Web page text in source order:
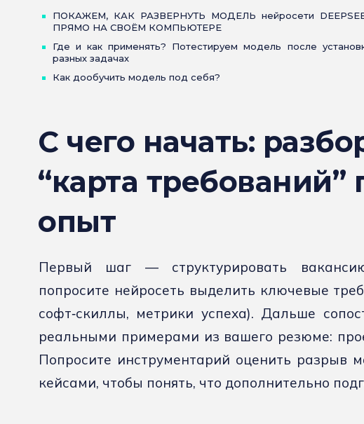
ПОКАЖЕМ, КАК РАЗВЕРНУТЬ МОДЕЛЬ нейросети
ПРЯМО НА СВОЁМ КОМПЬЮТЕРЕ
Где и как применять? Потестируем модель после
разных задачах
Как дообучить модель под себя?
С чего начать:
“карта
опыт
Первый шаг — структурировать
попросите нейросеть выделить ключевые
софт‑скиллы, метрики успеха). Дальше
реальными примерами из вашего резюме:
Попросите инструментарий оценить разрыв
кейсами, чтобы понять, что дополнительно